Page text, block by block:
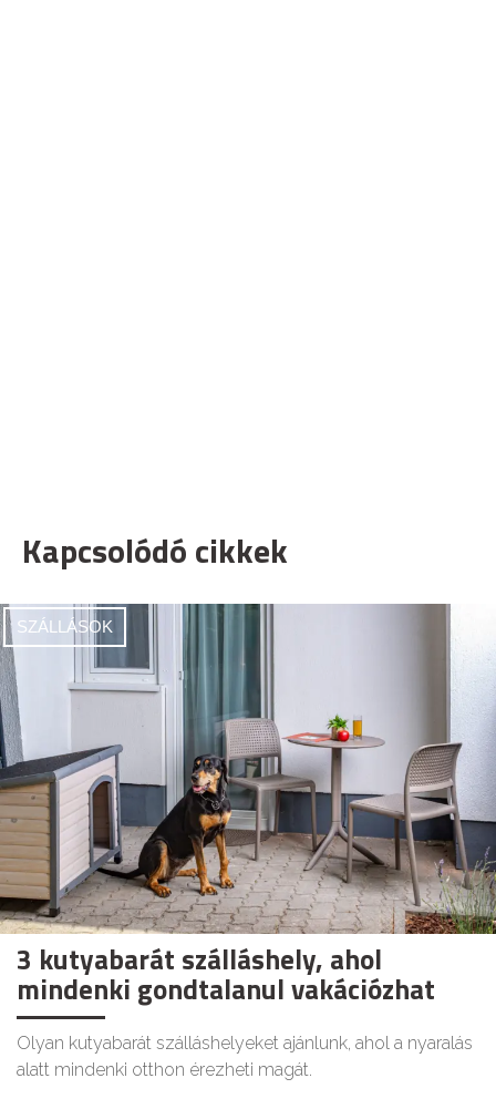
Kapcsolódó cikkek
SZÁLLÁSOK
3 kutyabarát szálláshely, ahol
mindenki gondtalanul vakációzhat
Olyan kutyabarát szálláshelyeket ajánlunk, ahol a nyaralás
alatt mindenki otthon érezheti magát.